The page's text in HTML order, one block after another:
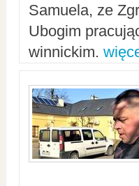
Samuela, ze
Ubogim
winnickim.